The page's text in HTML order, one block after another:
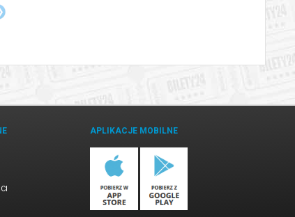
APLIKACJE MOBILNE